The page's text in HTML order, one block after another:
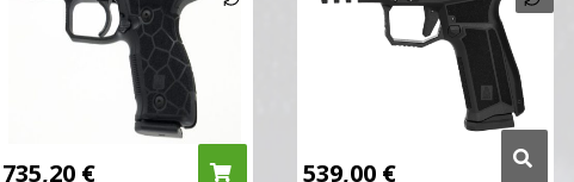
735,20 € 539,00 €